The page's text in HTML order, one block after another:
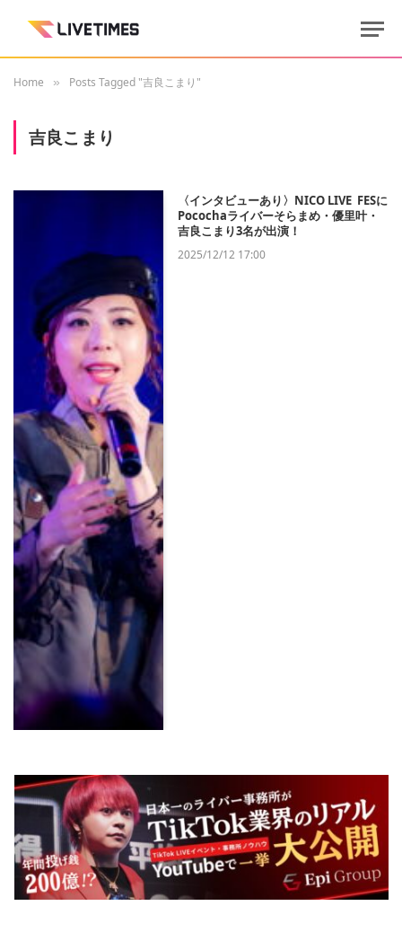
Home » Posts Tagged "吉良こまり"
吉良こまり
〈インタビューあり〉NICO LIVE FESに
Pocochaライバーそらまめ・優里叶・
吉良こまり3名が出演！
2025/12/12 17:00